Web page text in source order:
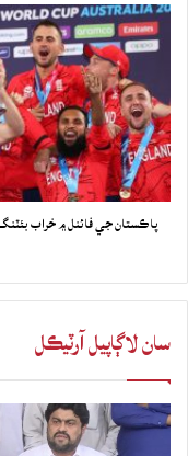
سان لاڳاپيل آرٽيڪل